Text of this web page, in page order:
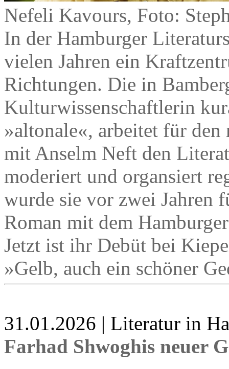
Nefeli Kavours, Foto:
In der Hamburger
vielen Jahren ein
Richtungen. Die in
Kulturwissenschaftlerin
»altonale«, arbeitet für
mit Anselm Neft den
moderiert und organsiert
wurde sie vor zwei Jahren
Roman mit dem
Jetzt ist ihr Debüt bei
»Gelb, auch ein schöner
31.01.2026 | Literatur in
Farhad Shwoghis neuer